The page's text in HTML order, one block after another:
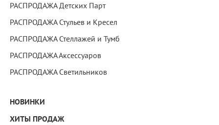
РАСПРОДАЖА Детских Парт
РАСПРОДАЖА Стульев и Кресел
РАСПРОДАЖА Стеллажей и Тумб
РАСПРОДАЖА Аксессуаров
РАСПРОДАЖА Светильников
НОВИНКИ
ХИТЫ ПРОДАЖ